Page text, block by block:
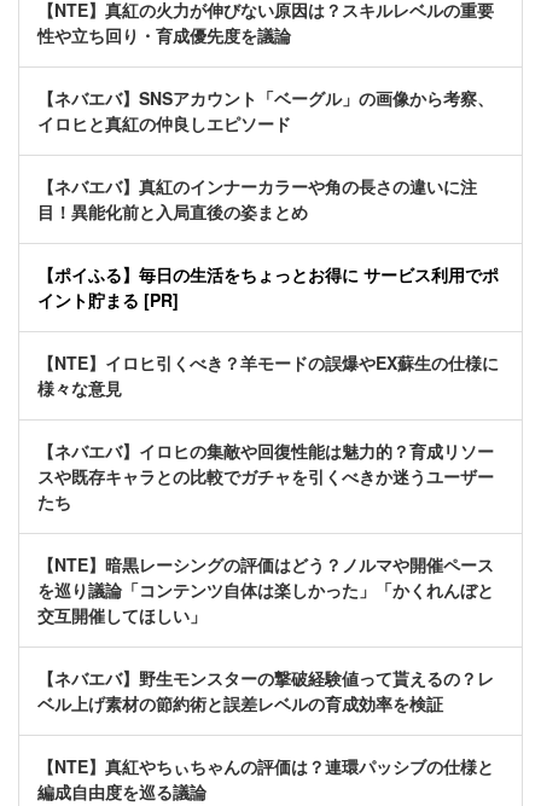
【NTE】真紅の火力が伸びない原因は？スキルレベルの重要
性や立ち回り・育成優先度を議論
【ネバエバ】SNSアカウント「ベーグル」の画像から考察、
イロヒと真紅の仲良しエピソード
【ネバエバ】真紅のインナーカラーや角の長さの違いに注
目！異能化前と入局直後の姿まとめ
【ポイふる】毎日の生活をちょっとお得に サービス利用でポ
イント貯まる [PR]
【NTE】イロヒ引くべき？羊モードの誤爆やEX蘇生の仕様に
様々な意見
【ネバエバ】イロヒの集敵や回復性能は魅力的？育成リソー
スや既存キャラとの比較でガチャを引くべきか迷うユーザー
たち
【NTE】暗黒レーシングの評価はどう？ノルマや開催ペース
を巡り議論「コンテンツ自体は楽しかった」「かくれんぼと
交互開催してほしい」
【ネバエバ】野生モンスターの撃破経験値って貰えるの？レ
ベル上げ素材の節約術と誤差レベルの育成効率を検証
【NTE】真紅やちぃちゃんの評価は？連環パッシブの仕様と
編成自由度を巡る議論